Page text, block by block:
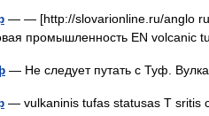
— — [http://slovarionline.ru/anglo
промышленность EN volcanic
— Не следует путать с Туф.
— vulkaninis tufas statusas T sritis